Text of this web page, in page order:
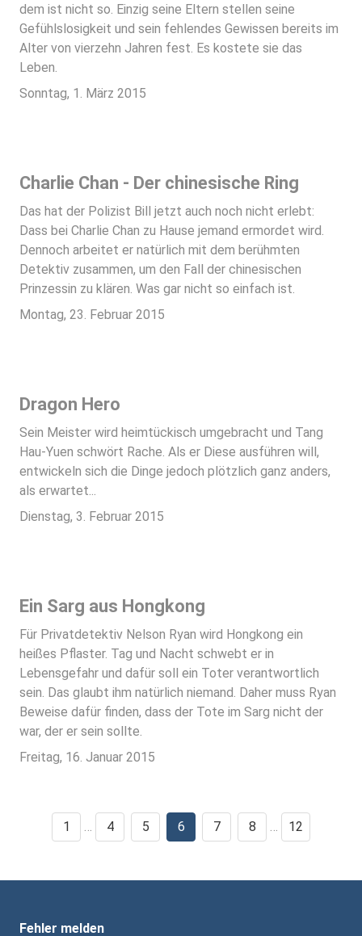
dem ist nicht so. Einzig seine Eltern stellen seine
Gefühlslosigkeit und sein fehlendes Gewissen bereits im
Alter von vierzehn Jahren fest. Es kostete sie das
Leben.
Sonntag, 1. März 2015
Charlie Chan - Der chinesische Ring
Das hat der Polizist Bill jetzt auch noch nicht erlebt:
Dass bei Charlie Chan zu Hause jemand ermordet wird.
Dennoch arbeitet er natürlich mit dem berühmten
Detektiv zusammen, um den Fall der chinesischen
Prinzessin zu klären. Was gar nicht so einfach ist.
Montag, 23. Februar 2015
Dragon Hero
Sein Meister wird heimtückisch umgebracht und Tang
Hau-Yuen schwört Rache. Als er Diese ausführen will,
entwickeln sich die Dinge jedoch plötzlich ganz anders,
als erwartet...
Dienstag, 3. Februar 2015
Ein Sarg aus Hongkong
Für Privatdetektiv Nelson Ryan wird Hongkong ein
heißes Pflaster. Tag und Nacht schwebt er in
Lebensgefahr und dafür soll ein Toter verantwortlich
sein. Das glaubt ihm natürlich niemand. Daher muss Ryan
Beweise dafür finden, dass der Tote im Sarg nicht der
war, der er sein sollte.
Freitag, 16. Januar 2015
1 4 5 6 7 8 12
Fehler melden